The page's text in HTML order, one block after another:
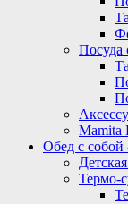
Посуда
Mamita
Обед с
Термо-